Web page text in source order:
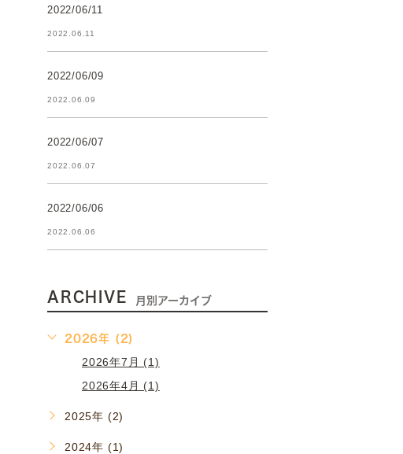
2022/06/11
2022.06.11
2022/06/09
2022.06.09
2022/06/07
2022.06.07
2022/06/06
2022.06.06
ARCHIVE 月別アーカイブ
2026年 (2)
2026年7月 (1)
2026年4月 (1)
2025年 (2)
2024年 (1)